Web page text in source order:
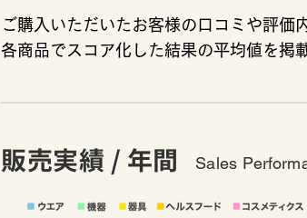
ご購入いただいたお客様の口コミや評価
各商品でスコア化した結果の平均値を掲
販売実績 / 年間 Sales